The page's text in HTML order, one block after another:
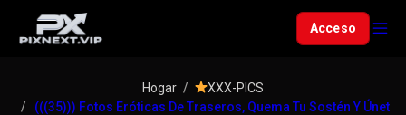
Acceso
Hogar
XXX-PICS
(((35))) Fotos Eróticas De Traseros, Quema Tu Sostén Y Únet